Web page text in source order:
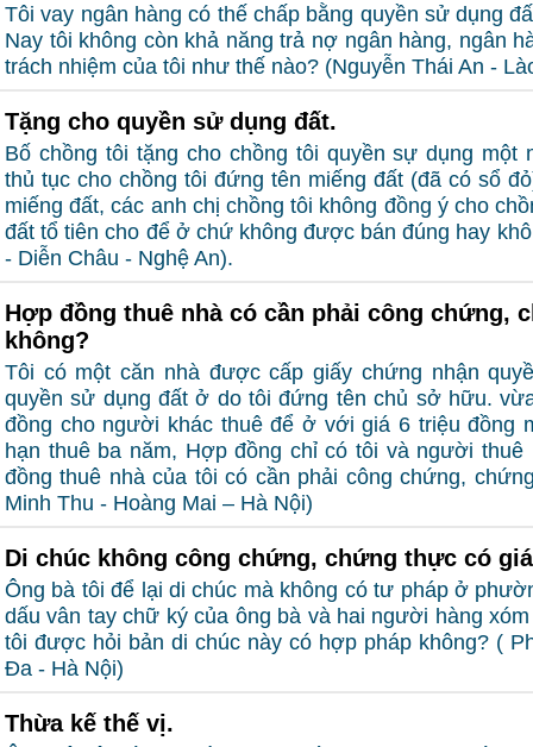
Tôi vay ngân hàng có thế chấp bằng quyền sử dụng
Nay tôi không còn khả năng trả nợ ngân hàng, ngân
trách nhiệm của tôi như thế nào? (Nguyễn Thái An -
Tặng cho quyền sử dụng đất.
Bố chồng tôi tặng cho chồng tôi quyền sự dụng một
thủ tục cho chồng tôi đứng tên miếng đất (đã có sổ
miếng đất, các anh chị chồng tôi không đồng ý cho
đất tổ tiên cho để ở chứ không được bán đúng hay
- Diễn Châu - Nghệ An).
Hợp đồng thuê nhà có cần phải công chứng,
không?
Tôi có một căn nhà được cấp giấy chứng nhận
quyền sử dụng đất ở do tôi đứng tên chủ sở hữu.
đồng cho người khác thuê để ở với giá 6 triệu đồng
hạn thuê ba năm, Hợp đồng chỉ có tôi và người
đồng thuê nhà của tôi có cần phải công chứng,
Minh Thu - Hoàng Mai – Hà Nội)
Di chúc không công chứng, chứng thực có
Ông bà tôi để lại di chúc mà không có tư pháp ở
dấu vân tay chữ ký của ông bà và hai người hàng
tôi được hỏi bản di chúc này có hợp pháp không? (
Đa - Hà Nội)
Thừa kế thế vị.